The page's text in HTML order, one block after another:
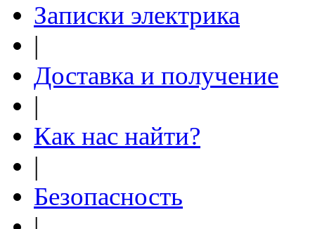
Записки электрика
|
Доставка и получение
|
Как нас найти?
|
Безопасность